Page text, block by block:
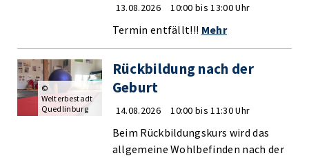
13.08.2026 10:00 bis 13:00 Uhr
Termin entfällt!!! Mehr
Rückbildung nach der
Geburt
14.08.2026 10:00 bis 11:30 Uhr
Beim Rückbildungskurs wird das
allgemeine Wohlbefinden nach der
©
Welterbestadt
Quedlinburg